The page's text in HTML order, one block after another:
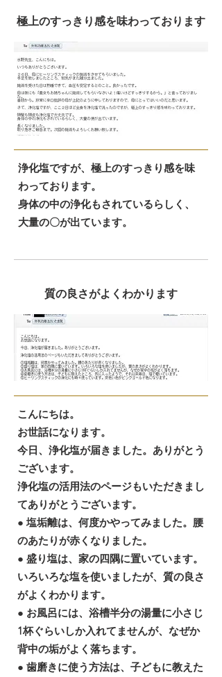
極上のすっきり感を味わっております
浄化塩ですが、極上のすっきり感を味
わっております。
身体の中の浄化もされているらしく、
大量の〇が出ています。
質の良さがよくわかります
こんにちは。
お世話になります。
今日、浄化塩が届きました。ありがとう
ございます。
浄化塩の活用法のページもいただきまし
てありがとうございます。
● 塩垢離は、何度かやってみました。腰
のあたりが赤くなりました。
● 盛り塩は、家の四隅に置いています。
いろいろな塩を使いましたが、質の良さ
がよくわかります。
● お風呂には、浴槽半分の湯量に小さじ
1杯ぐらいしか入れてませんが、なぜか
背中の垢がよく落ちます。
● 歯磨きに使う方法は、子どもに教えた